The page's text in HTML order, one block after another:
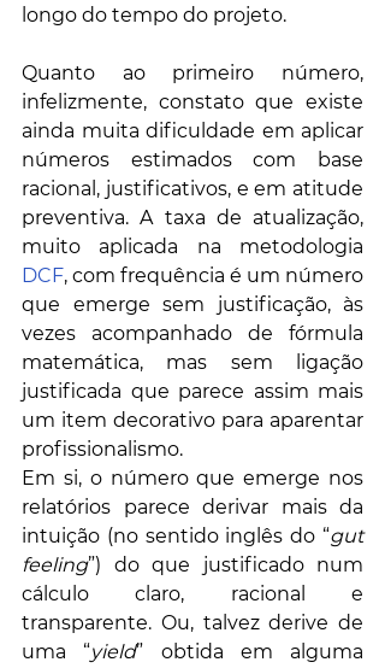
longo do tempo do projeto.
Quanto ao primeiro número,
infelizmente, constato que existe
ainda muita dificuldade em aplicar
números estimados com base
racional, justificativos, e em atitude
preventiva. A taxa de atualização,
DCF, com frequência é um número
que emerge sem justificação, às
vezes acompanhado de fórmula
matemática, mas sem ligação
justificada que parece assim mais
um item decorativo para aparentar
profissionalismo.
Em si, o número que emerge nos
relatórios parece derivar mais da
intuição (no sentido inglês do “gut
feeling”) do que justificado num
cálculo claro, racional e
transparente. Ou, talvez derive de
uma “yield” obtida em alguma